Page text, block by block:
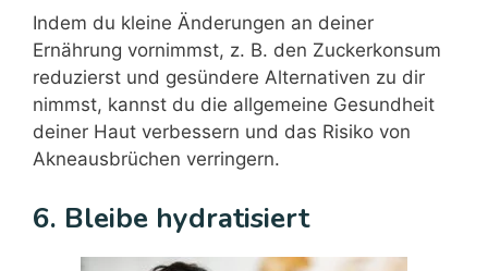
Indem du kleine Änderungen an deiner
Ernährung vornimmst, z. B. den Zuckerkonsum
reduzierst und gesündere Alternativen zu dir
nimmst, kannst du die allgemeine Gesundheit
deiner Haut verbessern und das Risiko von
Akneausbrüchen verringern.
6. Bleibe hydratisiert